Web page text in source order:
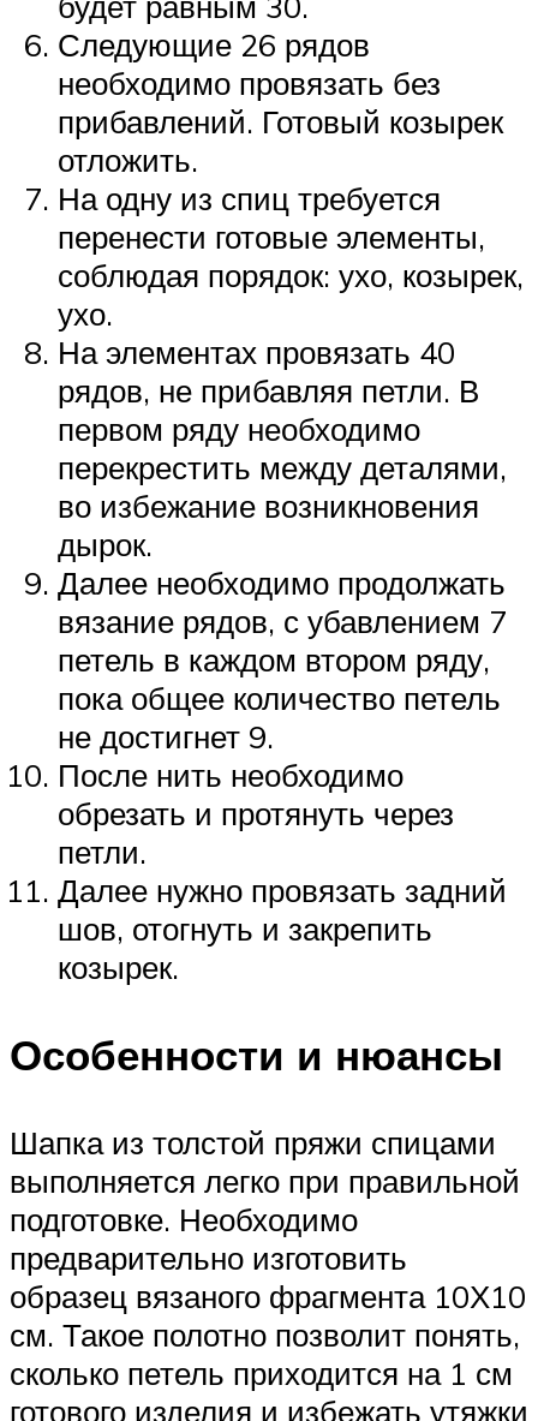
Следующие 26 рядов
необходимо провязать без
прибавлений. Готовый козырек
отложить.
На одну из спиц требуется
перенести готовые элементы,
соблюдая порядок: ухо, козырек,
ухо.
На элементах провязать 40
рядов, не прибавляя петли. В
первом ряду необходимо
перекрестить между деталями,
во избежание возникновения
дырок.
Далее необходимо продолжать
вязание рядов, с убавлением 7
петель в каждом втором ряду,
пока общее количество петель
не достигнет 9.
После нить необходимо
обрезать и протянуть через
петли.
Далее нужно провязать задний
шов, отогнуть и закрепить
козырек.
Особенности и нюансы
Шапка из толстой пряжи спицами
выполняется легко при правильной
подготовке. Необходимо
предварительно изготовить
образец вязаного фрагмента 10Х10
см. Такое полотно позволит понять,
сколько петель приходится на 1 см
готового изделия и избежать утяжки